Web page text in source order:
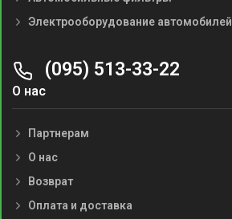
Электрооборудование автомобилей
(095) 513-33-22
О нас
Партнерам
О нас
Возврат
Оплата и доставка